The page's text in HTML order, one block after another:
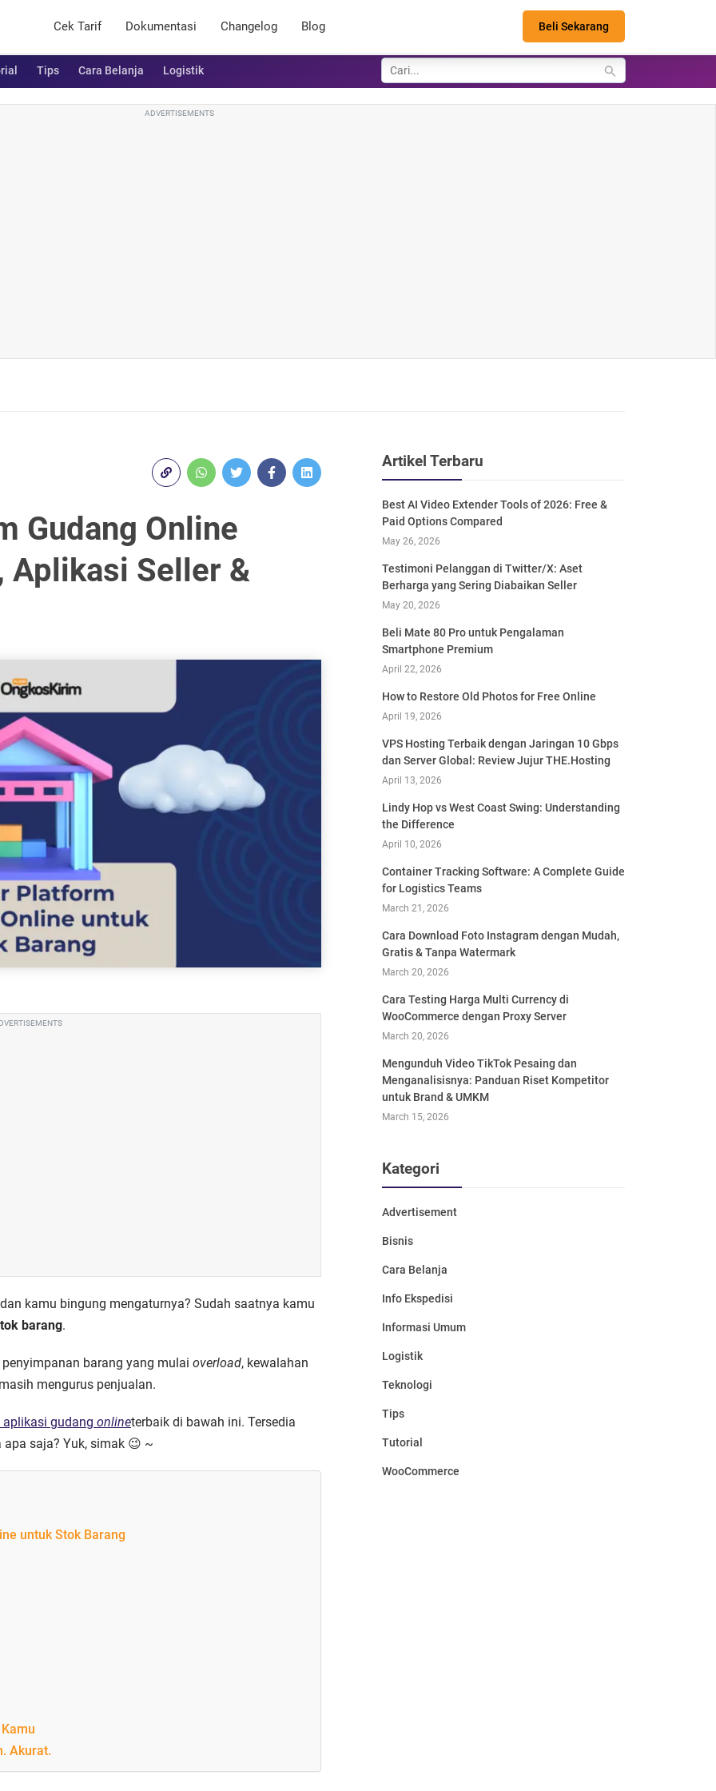
Cek Tarif Dokumentasi Changelog Blog Beli Sekarang
Tips Cara Belanja Logistik
ADVERTISEMENTS
Gudang Online
Aplikasi Seller &
kamu bingung mengaturnya? Sudah saatnya kamu
barang.
barang yang mulai overload, kewalahan
mengurus penjualan.
gudang onlineterbaik di bawah ini. Tersedia
saja? Yuk, simak 😉 ~
untuk Stok Barang
Akurat.
Artikel Terbaru
Best AI Video Extender Tools of 2026: Free &
Paid Options Compared
May 26, 2026
Testimoni Pelanggan di Twitter/X: Aset
Berharga yang Sering Diabaikan Seller
May 20, 2026
Beli Mate 80 Pro untuk Pengalaman
Smartphone Premium
April 22, 2026
How to Restore Old Photos for Free Online
April 19, 2026
VPS Hosting Terbaik dengan Jaringan 10 Gbps
dan Server Global: Review Jujur THE.Hosting
April 13, 2026
Lindy Hop vs West Coast Swing: Understanding
the Difference
April 10, 2026
Container Tracking Software: A Complete Guide
for Logistics Teams
March 21, 2026
Cara Download Foto Instagram dengan Mudah,
Gratis & Tanpa Watermark
March 20, 2026
Cara Testing Harga Multi Currency di
WooCommerce dengan Proxy Server
March 20, 2026
Mengunduh Video TikTok Pesaing dan
Menganalisisnya: Panduan Riset Kompetitor
untuk Brand & UMKM
March 15, 2026
Kategori
Advertisement
Bisnis
Cara Belanja
Info Ekspedisi
Informasi Umum
Logistik
Teknologi
Tips
Tutorial
WooCommerce